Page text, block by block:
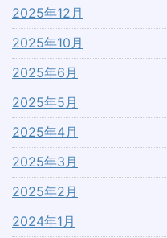
2025年12月
2025年10月
2025年6月
2025年5月
2025年4月
2025年3月
2025年2月
2024年1月